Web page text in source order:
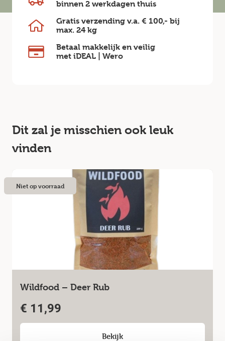
binnen 2 werkdagen thuis
Gratis verzending v.a. € 100,- bij
max. 24 kg
Betaal makkelijk en veilig
met iDEAL | Wero
Dit zal je misschien ook leuk
vinden
Wildfood – Deer Rub
€ 11,99
Bekijk
Niet op voorraad